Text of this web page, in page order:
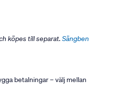
köpes till separat. Sängben
betalningar – välj mellan